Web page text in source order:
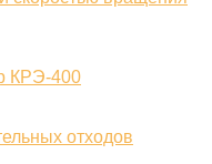
КРЭ-400
отходов